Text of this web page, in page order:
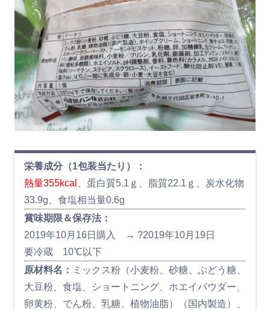
栄養成分（1包装当たり）：
熱量355kcal
、蛋白質5.1ｇ、脂質22.1ｇ、炭水化物
33.9g、食塩相当量0.6g
賞味期限＆保存法：
2019年10月16日購入 → ?2019年10月19日
要冷蔵 10℃以下
原材料名： ミックス粉（小麦粉、砂糖、ぶどう糖、
大豆粉、食塩、ショートニング、ホエイパウダー、
卵黄粉、でん粉、乳糖、植物油脂）（国内製造）、